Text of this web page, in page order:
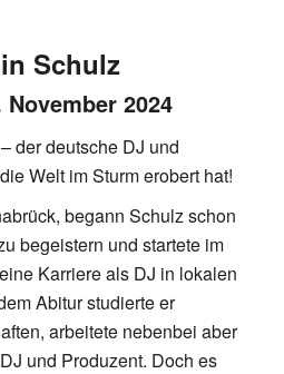
Schulz
2024
der deutsche DJ und
Welt im Sturm erobert hat!
begann Schulz schon
begeistern und startete im
Karriere als DJ in lokalen
Abitur studierte er
arbeitete nebenbei aber
und Produzent. Doch es